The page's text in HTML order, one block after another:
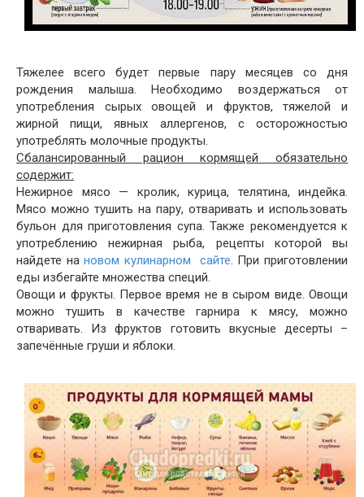
Тяжелее всего будет первые пару месяцев со дня
рождения малыша. Необходимо воздержаться от
употребления сырых овощей и фруктов, тяжелой и
жирной пищи, явных аллергенов, с осторожностью
употреблять молочные продукты.
Сбалансированный рацион кормящей обязательно
содержит:
Нежирное мясо — кролик, курица, телятина, индейка.
Мясо можно тушить на пару, отваривать и использовать
бульон для приготовления супа. Также рекомендуется к
употреблению нежирная рыба, рецепты которой вы
найдете нановом кулинарном сайте . При приготовлении
еды избегайте множества специй.
Овощи и фрукты. Первое время не в сыром виде. Овощи
можно тушить в качестве гарнира к мясу, можно
отваривать. Из фруктов готовить вкусные десерты –
запечённые груши и яблоки.